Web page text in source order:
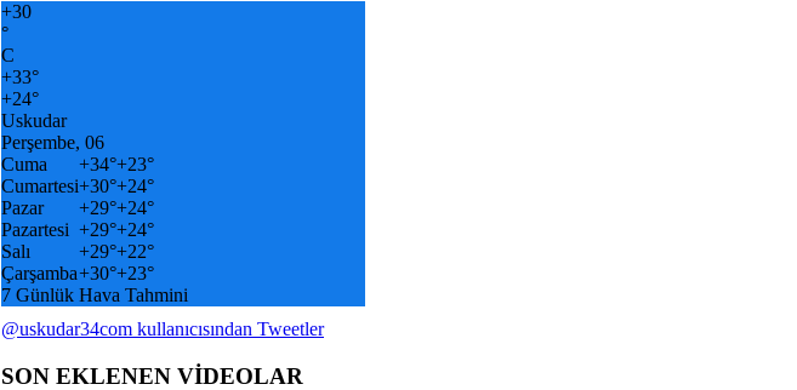
+30
°
C
+33°
+24°
Uskudar
Perşembe, 06
Cuma
+34°+23°
Cumartesi+30°+24°
Pazar
+29°+24°
Pazartesi +29°+24°
Salı
+29°+22°
Çarşamba+30°+23°
7 Günlük Hava Tahmini
@uskudar34com kullanıcısından Tweetler
SON EKLENEN VİDEOLAR